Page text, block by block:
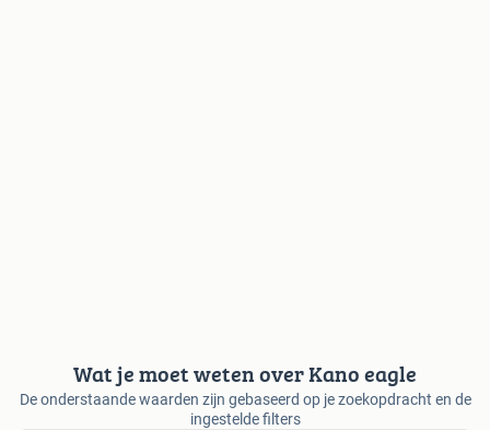
Wat je moet weten over Kano eagle
De onderstaande waarden zijn gebaseerd op je zoekopdracht en de
ingestelde filters